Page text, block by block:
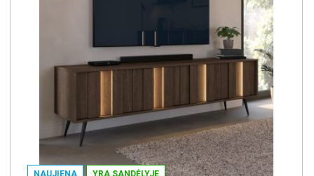
NAUJIENA YRA SANDĖLYJE